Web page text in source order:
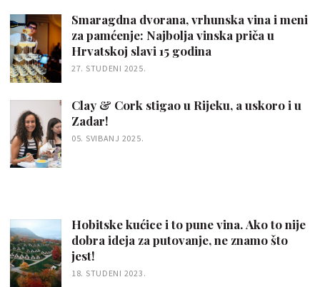
Smaragdna dvorana, vrhunska vina i meni
za pamćenje: Najbolja vinska priča u
Hrvatskoj slavi 15 godina
27. STUDENI 2025.
Clay & Cork stigao u Rijeku, a uskoro i u
Zadar!
05. SVIBANJ 2025.
Hobitske kućice i to pune vina. Ako to nije
dobra ideja za putovanje, ne znamo što
jest!
18. STUDENI 2023.